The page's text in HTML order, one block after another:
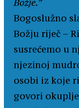
Božje.”
Bogoslužno
Božju riječ –
susrećemo u
njezinoj
osobi iz koje
govori